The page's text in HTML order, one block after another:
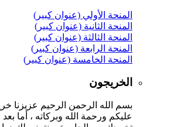
المنحة الأولي (عنوان كبير)
المنحة الثانية (عنوان كبير)
المنحة الثالثة (عنوان كبير)
المنحة الرابعة (عنوان كبير)
المنحة الخامسة (عنوان كبير)
الخريجون
بسم الله الرحمن الرحيم عزيزنا
عليكم ورحمة الله وبركاته ، أما